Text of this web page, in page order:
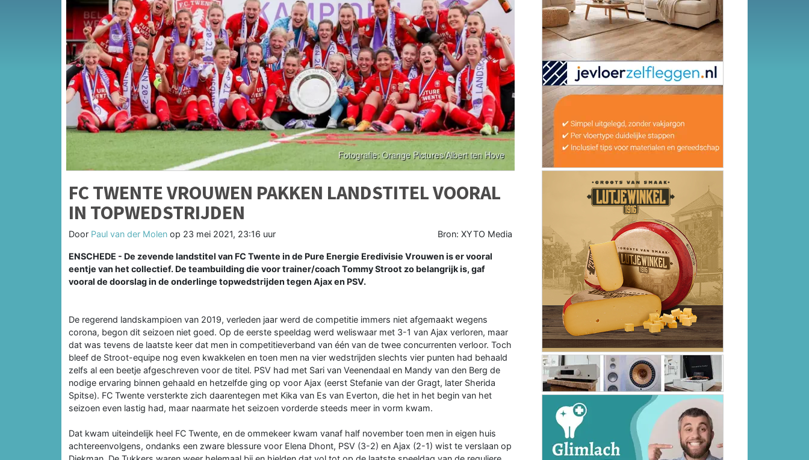
FC TWENTE VROUWEN PAKKEN LANDSTITEL VOORAL
IN TOPWEDSTRIJDEN
Door Paul van der Molen op 23 mei 2021, 23:16 uur Bron: XYTO Media
ENSCHEDE - De zevende landstitel van FC Twente in de Pure Energie Eredivisie Vrouwen is er vooral
eentje van het collectief. De teambuilding die voor trainer/coach Tommy Stroot zo belangrijk is, gaf
vooral de doorslag in de onderlinge topwedstrijden tegen Ajax en PSV.
De regerend landskampioen van 2019, verleden jaar werd de competitie immers niet afgemaakt wegens
corona, begon dit seizoen niet goed. Op de eerste speeldag werd weliswaar met 3-1 van Ajax verloren, maar
dat was tevens de laatste keer dat men in competitieverband van één van de twee concurrenten verloor. Toch
bleef de Stroot-equipe nog even kwakkelen en toen men na vier wedstrijden slechts vier punten had behaald
zelfs al een beetje afgeschreven voor de titel. PSV had met Sari van Veenendaal en Mandy van den Berg de
nodige ervaring binnen gehaald en hetzelfde ging op voor Ajax (eerst Stefanie van der Gragt, later Sherida
Spitse). FC Twente versterkte zich daarentegen met Kika van Es van Everton, die het in het begin van het
seizoen even lastig had, maar naarmate het seizoen vorderde steeds meer in vorm kwam.
Dat kwam uiteindelijk heel FC Twente, en de ommekeer kwam vanaf half november toen men in eigen huis
achtereenvolgens, ondanks een zware blessure voor Elena Dhont, PSV (3-2) en Ajax (2-1) wist te verslaan op